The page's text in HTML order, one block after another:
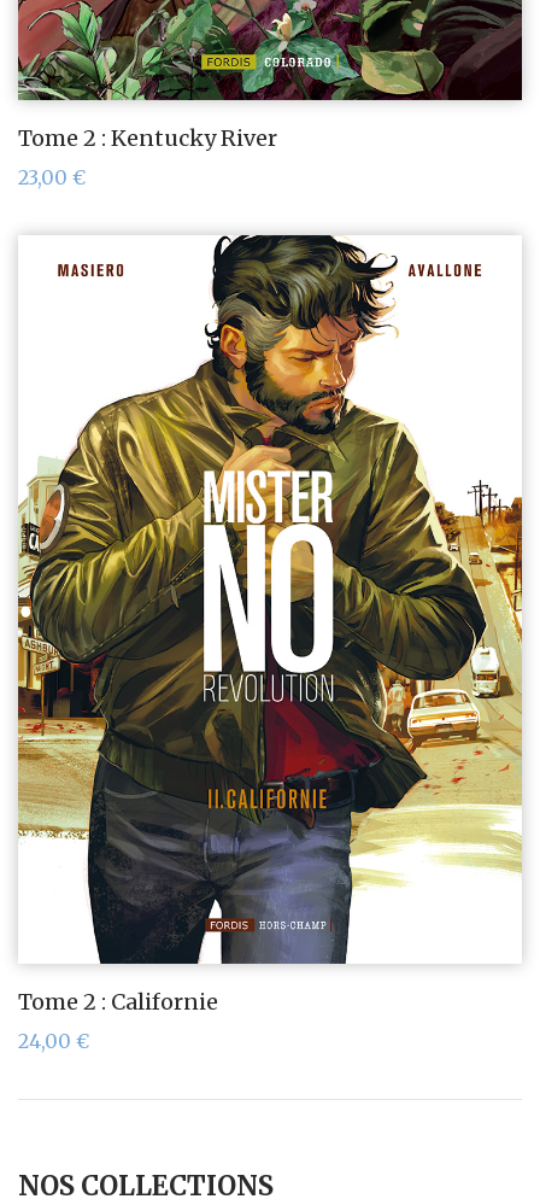
NOS COLLECTIONS
Tome 2 : Kentucky River
23,00 €
Tome 2 : Californie
24,00 €